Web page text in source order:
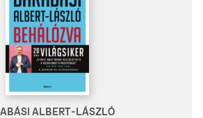
ALBERT-LÁSZLÓ